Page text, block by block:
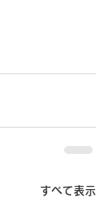
すべて表示